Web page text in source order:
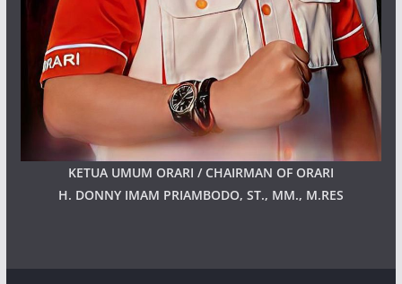
KETUA UMUM ORARI / CHAIRMAN OF ORARI
H. DONNY IMAM PRIAMBODO, ST., MM., M.RES